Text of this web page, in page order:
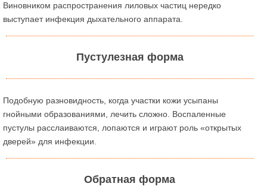
Виновником распространения лиловых частиц нередко
выступает инфекция дыхательного аппарата.
Пустулезная форма
Подобную разновидность, когда участки кожи усыпаны
гнойными образованиями, лечить сложно. Воспаленные
пустулы расслаиваются, лопаются и играют роль «открытых
дверей» для инфекции.
Обратная форма